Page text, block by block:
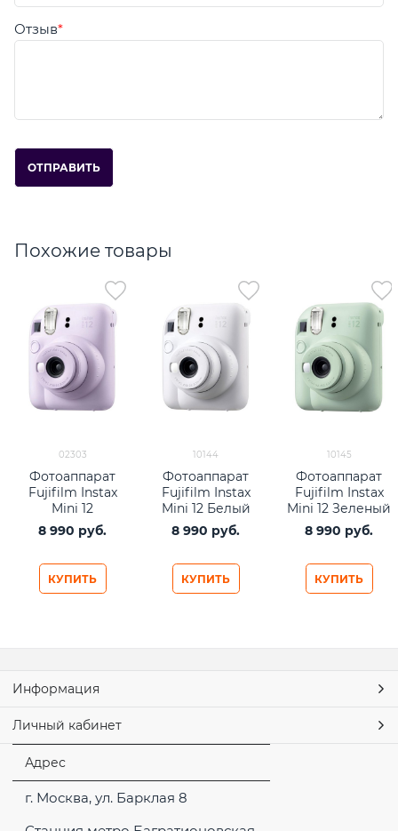
Отзыв
Похожие товары
02303
Фотоаппарат
Fujifilm Instax
Mini 12
Фиолетовый
8 990 руб.
КУПИТЬ
10144
Фотоаппарат
Fujifilm Instax
Mini 12 Белый
8 990 руб.
КУПИТЬ
10145
Фотоаппарат
Fujifilm Instax
Mini 12 Зеленый
8 990 руб.
КУПИТЬ
Информация
Личный кабинет
Адрес
г. Москва, ул. Барклая 8